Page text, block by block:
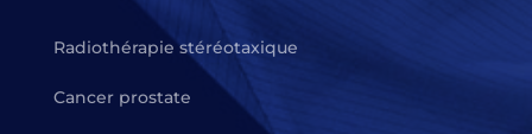
Radiothérapie stéréotaxique
Cancer prostate